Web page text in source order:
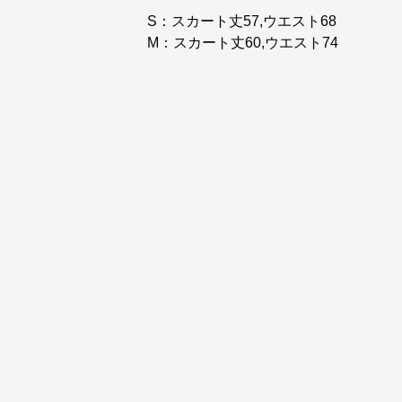
S：スカート丈57,ウエスト68
M：スカート丈60,ウエスト74